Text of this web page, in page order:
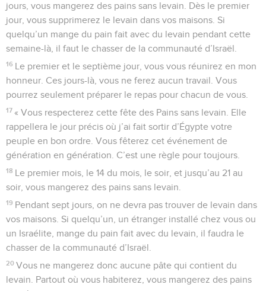
jours, vous mangerez des pains sans levain. Dès le premier
jour, vous supprimerez le levain dans vos maisons. Si
quelqu’un mange du pain fait avec du levain pendant cette
semaine-là, il faut le chasser de la communauté d’Israël.
16 Le premier et le septième jour, vous vous réunirez en mon
honneur. Ces jours-là, vous ne ferez aucun travail. Vous
pourrez seulement préparer le repas pour chacun de vous.
17 « Vous respecterez cette fête des Pains sans levain. Elle
rappellera le jour précis où j’ai fait sortir d’Égypte votre
peuple en bon ordre. Vous fêterez cet événement de
génération en génération. C’est une règle pour toujours.
18 Le premier mois, le 14 du mois, le soir, et jusqu’au 21 au
soir, vous mangerez des pains sans levain.
19 Pendant sept jours, on ne devra pas trouver de levain dans
vos maisons. Si quelqu’un, un étranger installé chez vous ou
un Israélite, mange du pain fait avec du levain, il faudra le
chasser de la communauté d’Israël.
20 Vous ne mangerez donc aucune pâte qui contient du
levain. Partout où vous habiterez, vous mangerez des pains